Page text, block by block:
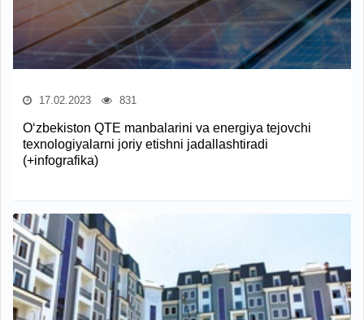
17.02.2023 831
O‘zbekiston QTE manbalarini va energiya tejovchi
texnologiyalarni joriy etishni jadallashtiradi
(+infografika)